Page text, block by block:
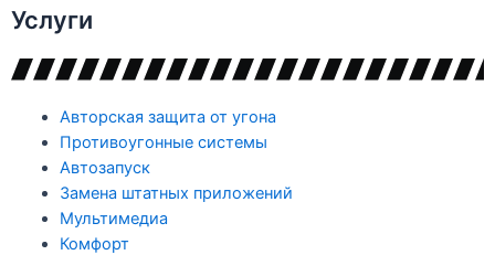
Услуги
Авторская защита от угона
Противоугонные системы
Автозапуск
Замена штатных приложений
Мультимедиа
Комфорт